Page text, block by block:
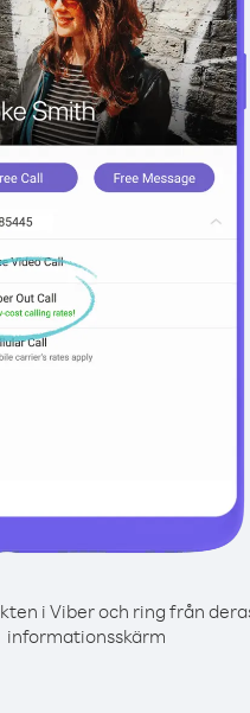
i Viber och ring från
informationsskärm